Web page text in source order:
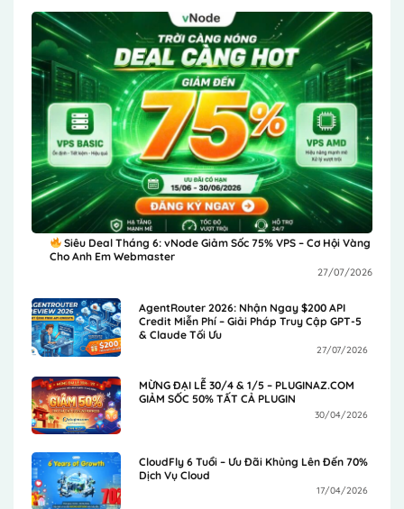
Siêu Deal Tháng 6: vNode Giảm Sốc 75% VPS – Cơ Hội Vàng
Cho Anh Em Webmaster
27/07/2026
AgentRouter 2026: Nhận Ngay $200 API
Credit Miễn Phí – Giải Pháp Truy Cập GPT-5
& Claude Tối Ưu
27/07/2026
MỪNG ĐẠI LỄ 30/4 & 1/5 – PLUGINAZ.COM
GIẢM SỐC 50% TẤT CẢ PLUGIN
30/04/2026
CloudFly 6 Tuổi – Ưu Đãi Khủng Lên Đến 70%
Dịch Vụ Cloud
17/04/2026